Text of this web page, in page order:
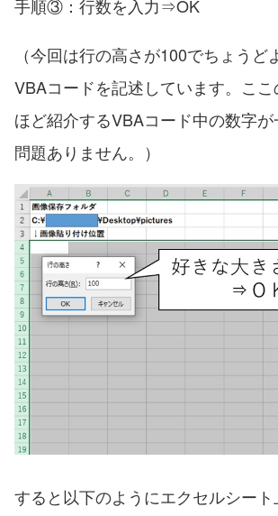
手順③：行数を入力⇒OK
（今回は行の高さが100でちょうど
VBAコードを記述しています。こ
ほど紹介するVBAコード中の数字
問題ありません。）
すると以下のようにエクセルシート